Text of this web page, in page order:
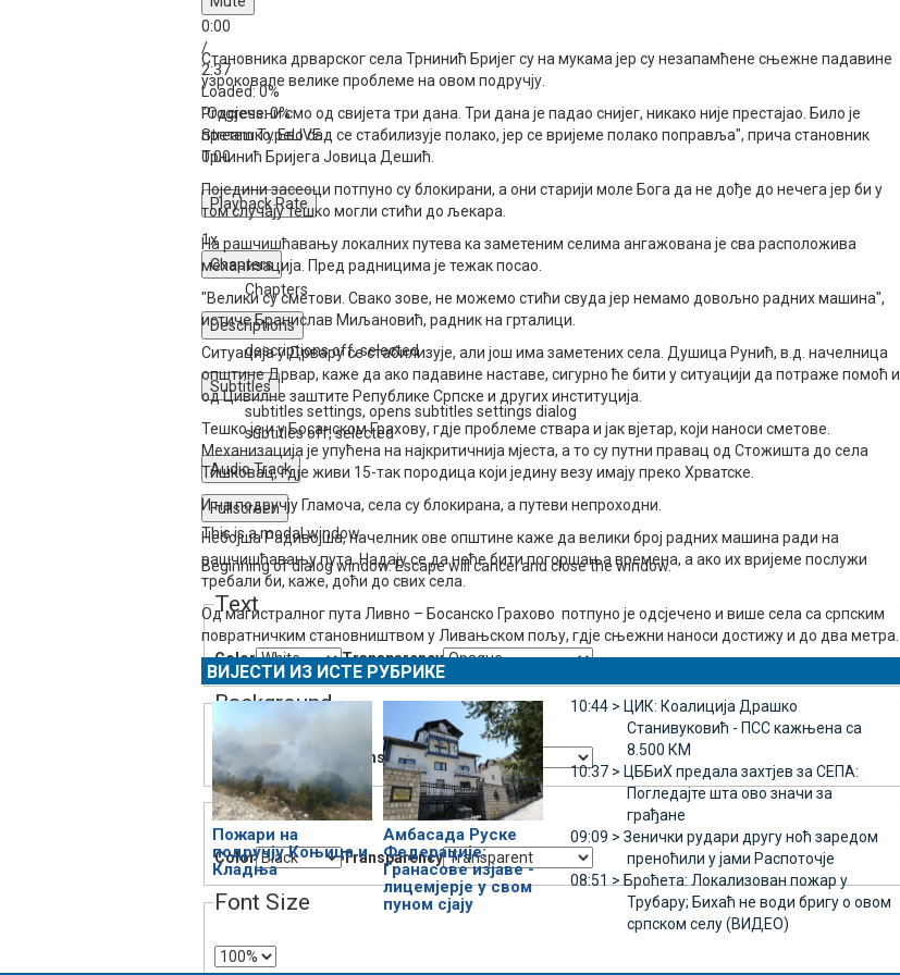
0:00
/
2:37
Loaded: 0%
Progress: 0%
Stream TypeLIVE
0:00
Playback Rate
1x
Chapters
Chapters
Descriptions
descriptions off, selected
Subtitles
subtitles settings, opens subtitles settings dialog
subtitles off, selected
Audio Track
Fullscreen
This is a modal window.
Beginning of dialog window. Escape will cancel and close the window.
Text
Color Transparency
Background
Color Transparency
Window
Color Transparency
Font Size
Становника дрварског села Трнинић Бријег су на мукама јер су незапамћене сњежне падавине
узроковале велике проблеме на овом подручју.
"Одсјечени смо од свијета три дана. Три дана је падао снијег, никако није престајао. Било је
претешко. Ево сад се стабилизује полако, јер се вријеме полако поправља", прича становник
Трнинић Бријега Јовица Дешић.
Поједини засеоци потпуно су блокирани, а они старији моле Бога да не дође до нечега јер би у
том случају тешко могли стићи до љекара.
На рашчишћавању локалних путева ка заметеним селима ангажована је сва расположива
механизација. Пред радницима је тежак посао.
"Велики су сметови. Свако зове, не можемо стићи свуда јер немамо довољно радних машина",
истиче Бранислав Миљановић, радник на грталици.
Ситуација у Дрвару се стабилизује, али још има заметених села. Душица Рунић, в.д. начелница
општине Дрвар, каже да ако падавине наставе, сигурно ће бити у ситуацији да потраже помоћ и
од Цивилне заштите Републике Српске и других институција.
Тешко је и у Босанском Грахову, гдје проблеме ствара и јак вјетар, који наноси сметове.
Механизација је упућена на најкритичнија мјеста, а то су путни правац од Стожишта до села
Тишковац, гдје живи 15-так породица који једину везу имају преко Хрватске.
И на подручју Гламоча, села су блокирана, а путеви непроходни.
Небојша Радивојша, начелник ове општине каже да велики број радних машина ради на
рашчишћавању пута. Надају се да неће бити погоршања времена, а ако их вријеме послужи
требали би, каже, доћи до свих села.
Од магистралног пута Ливно – Босанско Грахово потпуно је одсјечено и више села са српским
повратничким становништвом у Ливањском пољу, гдје сњежни наноси достижу и до два метра.
ВИЈЕСТИ ИЗ ИСТЕ РУБРИКЕ
Пожари на
подручју Коњица и
Кладња
Амбасада Руске
Федерације:
Гранасове изјаве -
лицемјерје у свом
пуном сјају
10:44 > ЦИК: Коалиција Драшко
Станивуковић - ПСС кажњена са
8.500 КМ
10:37 > ЦББиХ предала захтјев за СЕПА:
Погледајте шта ово значи за
грађане
09:09 > Зенички рудари другу ноћ заредом
преноћили у јами Распоточје
08:51 > Броћета: Локализован пожар у
Трубару; Бихаћ не води бригу о овом
српском селу (ВИДЕО)